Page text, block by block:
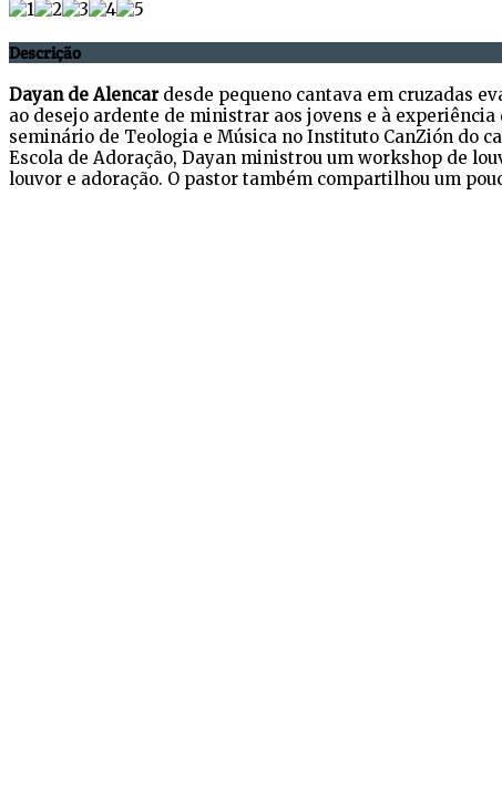
Descrição
Dayan de Alencardesde pequeno cantava em cruzadas
ao desejo ardente de ministrar aos jovens e à
seminário de Teologia e Música no Instituto CanZión do
Escola de Adoração, Dayan ministrou um workshop de
louvor e adoração. O pastor também compartilhou um